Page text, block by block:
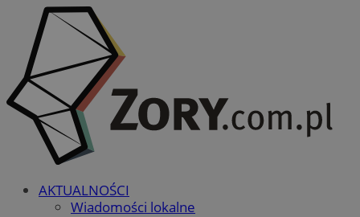
AKTUALNOŚCI
Wiadomości lokalne